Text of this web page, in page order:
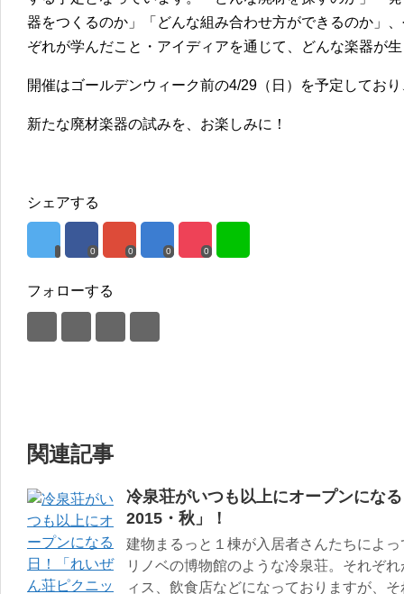
器をつくるのか」「どんな組み合わせ方ができるのか」
ぞれが学んだこと・アイディアを通じて、どんな楽器が
開催はゴールデンウィーク前の4/29（日）を予定してお
新たな廃材楽器の試みを、お楽しみに！
シェアする
0 0 0 0
フォローする
関連記事
冷泉荘がいつも以上にオープンにな
2015・秋」！
建物まるっと１棟が入居者さんたちによ
リノベの博物館のような冷泉荘。それぞ
ィス、飲食店などになっておりますが、